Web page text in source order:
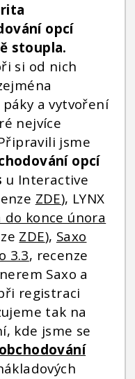
opcí
stoupla.
si od nich
a vytvoření
nejvíce
jsme
opcí
u Interactive
ZDE), LYNX
do konce února
ZDE), Saxo
3.3, recenze
Saxo a
registraci
tak na
kde jsme se